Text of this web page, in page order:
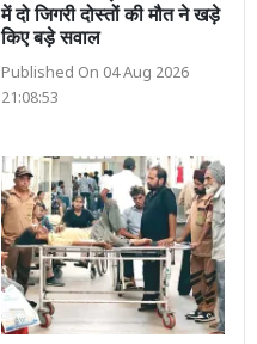
में दो जिगरी दोस्तों की मौत ने खड़े
किए बड़े सवाल
Published On 04 Aug 2026
21:08:53